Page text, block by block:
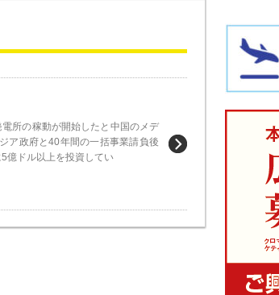
所の稼動が開始したと中国のメデ
ア政府と40年間の一括事業請負後
億ドル以上を投資してい